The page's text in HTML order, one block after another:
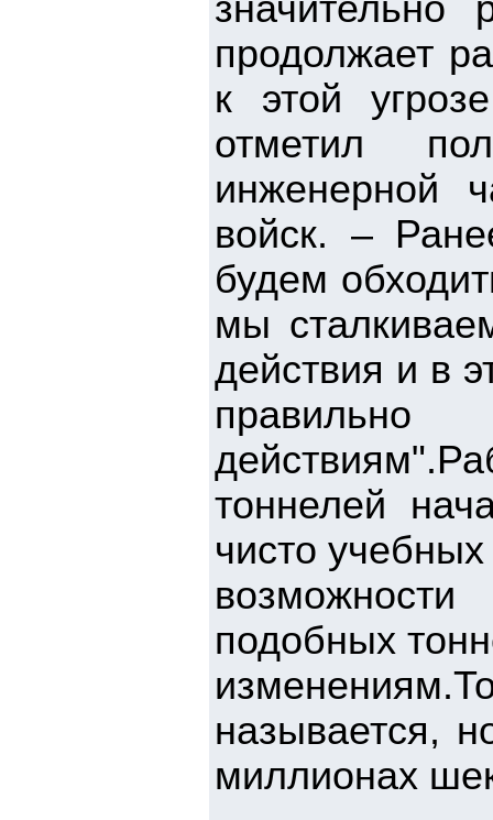
продолжает
к этой
отметил
инженерной
войск. –
будем
мы
действия и в
тоннелей
чисто
возможности
подобных
называется,
миллионах